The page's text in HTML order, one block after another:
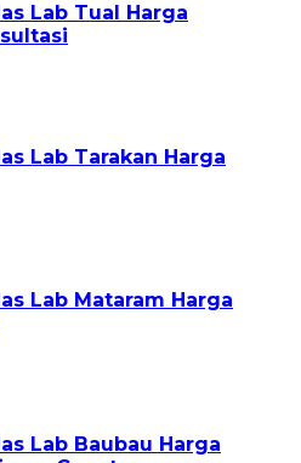
Lab Tual Harga
Lab Tarakan Harga
Lab Mataram Harga
Lab Baubau Harga